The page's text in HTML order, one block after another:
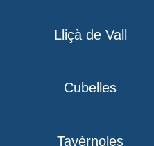
Lliçà de Vall
Cubelles
Tavèrnoles